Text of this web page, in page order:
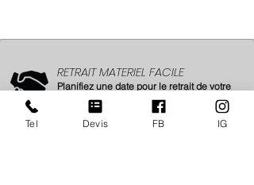
RETRAIT MATERIEL FACILE
Planifiez une date pour le retrait de votre
matériel à l'heure qui vous convient le
Tel Devis FB IG